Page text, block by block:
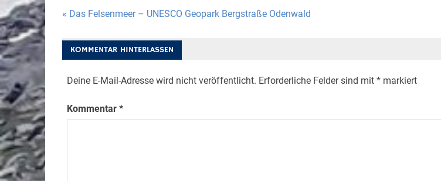
Beitragsnavigation
« Das Felsenmeer – UNESCO Geopark Bergstraße Odenwald
KOMMENTAR HINTERLASSEN
Deine E-Mail-Adresse wird nicht veröffentlicht. Erforderliche Felder sind mit *markiert
Kommentar *